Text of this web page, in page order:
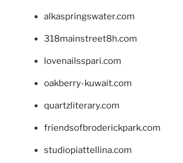
alkaspringswater.com
318mainstreet8h.com
lovenailsspari.com
oakberry-kuwait.com
quartzliterary.com
friendsofbroderickpark.com
studiopiattellina.com